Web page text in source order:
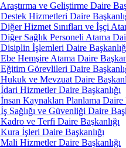
Araştırma ve Geliştirme Daire
Destek Hizmetleri Daire
Diğer Hizmet Sınıfları ve İşçi
Diğer Sağlık Personeli Atama
Disiplin İşlemleri Daire
Ebe Hemşire Atama Daire
Eğitim Görevlileri Daire
Hukuk ve Mevzuat Daire
İdari Hizmetler Daire Başkanlığı
İnsan Kaynakları Planlama Daire
İş Sağlığı ve Güvenliği Daire
Kadro ve Terfi Daire Başkanlığı
Kura İşleri Daire Başkanlığı
Mali Hizmetler Daire Başkanlığı